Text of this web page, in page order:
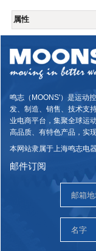
属性
鸣志（MOONS'）是运动
发、制造、销售、技术支
业电商平台，集聚全球运
高品质、有特色产品，实
本网站隶属于上海鸣志电
邮件订阅